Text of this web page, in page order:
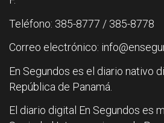
Teléfono: 385-8777 / 385-8778
Correo electrónico:
En Segundos es el diario nativo
República de Panamá.
El diario digital En Segundos es